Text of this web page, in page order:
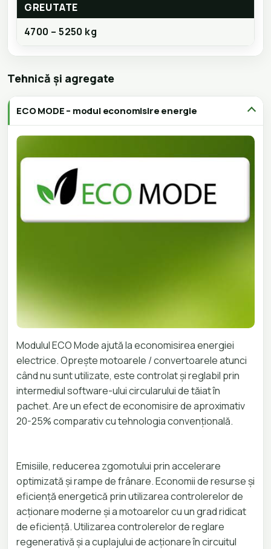
GREUTATE
4700 – 5250 kg
Tehnică și agregate
ECO MODE – modul economisire energie
Modulul ECO Mode ajută la economisirea energiei
electrice. Oprește motoarele / convertoarele atunci
când nu sunt utilizate, este controlat și reglabil prin
intermediul software-ului circularului de tăiat în
pachet. Are un efect de economisire de aproximativ
20-25% comparativ cu tehnologia convențională.
Emisiile, reducerea zgomotului prin accelerare
optimizată și rampe de frânare. Economii de resurse și
eficiență energetică prin utilizarea controlerelor de
acționare moderne și a motoarelor cu un grad ridicat
de eficiență. Utilizarea controlerelor de reglare
regenerativă și a cuplajului de acționare în circuitul